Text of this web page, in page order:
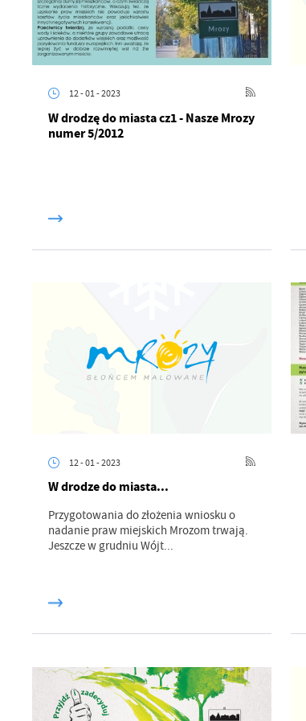
12 - 01 - 2023
W drodzę do miasta cz1 - Nasze Mrozy
numer 5/2012
12 - 01 - 2023
W drodze do miasta...
Przygotowania do złożenia wniosku o
nadanie praw miejskich Mrozom trwają.
Jeszcze w grudniu Wójt...